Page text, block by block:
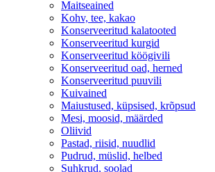
Maitseained
Kohv, tee, kakao
Konserveeritud kalatooted
Konserveeritud kurgid
Konserveeritud köögivili
Konserveeritud oad, herned
Konserveeritud puuvili
Kuivained
Maiustused, küpsised, krõpsud
Mesi, moosid, määrded
Oliivid
Pastad, riisid, nuudlid
Pudrud, müslid, helbed
Suhkrud, soolad